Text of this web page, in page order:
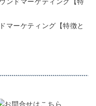
マーケティング【特徴と